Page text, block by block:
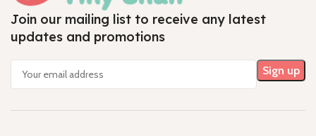
Join our mailing list to receive any latest
updates and promotions